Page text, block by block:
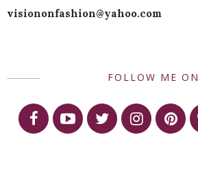
visiononfashion@yahoo.com
FOLLOW ME ON